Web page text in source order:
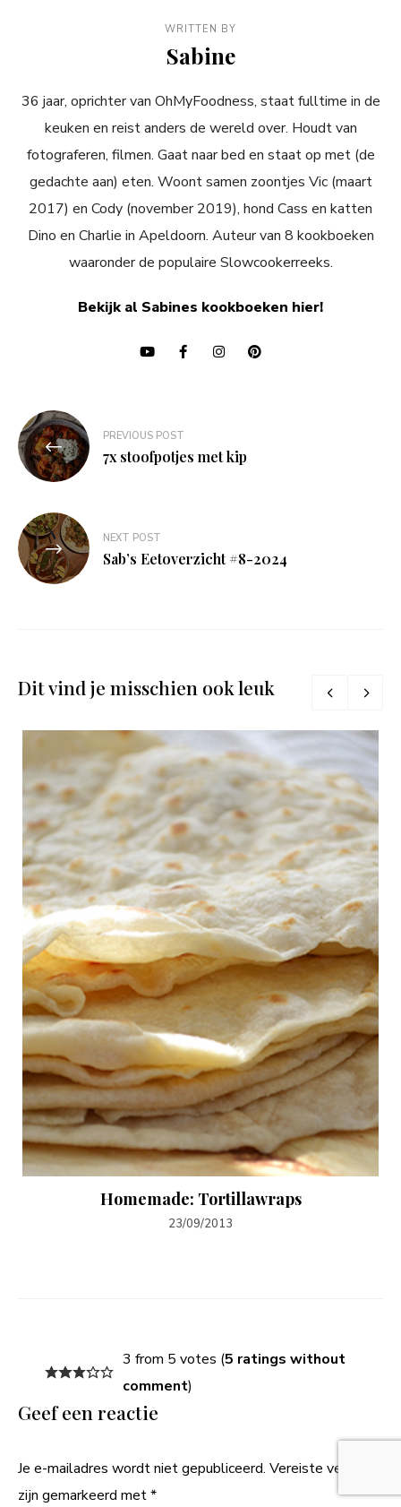
WRITTEN BY
Sabine
36 jaar, oprichter van OhMyFoodness, staat fulltime in de
keuken en reist anders de wereld over. Houdt van
fotograferen, filmen. Gaat naar bed en staat op met (de
gedachte aan) eten. Woont samen zoontjes Vic (maart
2017) en Cody (november 2019), hond Cass en katten
Dino en Charlie in Apeldoorn. Auteur van 8 kookboeken
waaronder de populaire Slowcookerreeks.
Bekijk al Sabines kookboeken hier!
Bericht
navigatie
PREVIOUS POST
7x stoofpotjes met kip
NEXT POST
Sab’s Eetoverzicht #8-2024
Dit vind je misschien ook leuk
Homemade: Tortillawraps
23/09/2013
3 from 5 votes (5 ratings without
comment)
Geef een reactie
Je e-mailadres wordt niet gepubliceerd. Vereiste velden
zijn gemarkeerd met*